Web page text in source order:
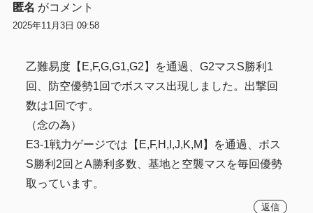
匿名 がコメント
2025年11月3日 09:58
乙難易度【E,F,G,G1,G2】を通過、G2マスS勝利1
回、防空優勢1回でボスマス出現しました。出撃回
数は1回です。
（念の為）
E3-1戦力ゲージでは【E,F,H,I,J,K,M】を通過、ボス
S勝利2回とA勝利多数、基地と空襲マスを毎回優勢
取っています。
返信